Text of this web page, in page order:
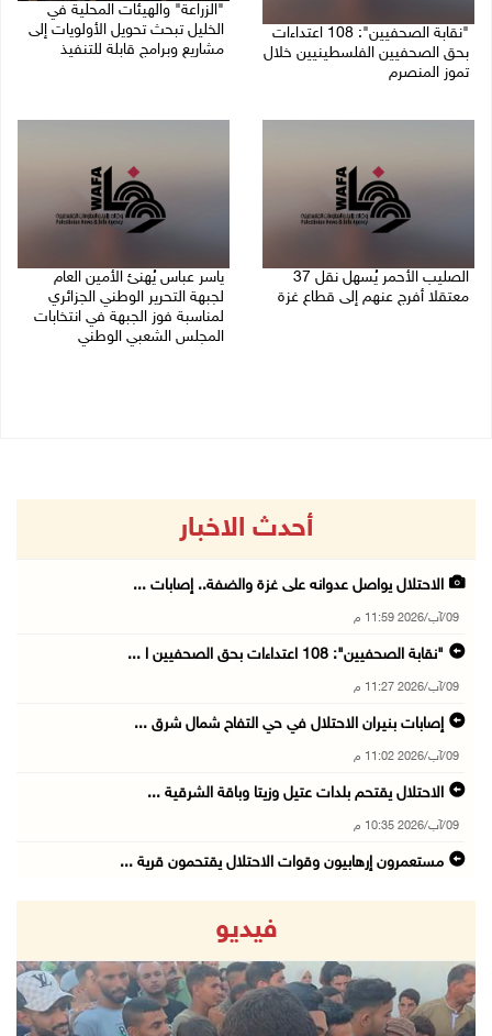
"نقابة الصحفيين": 108 اعتداءات
بحق الصحفيين الفلسطينيين خلال
تموز المنصرم
"الزراعة" والهيئات المحلية في
الخليل تبحث تحويل الأولويات إلى
مشاريع وبرامج قابلة للتنفيذ
الصليب الأحمر يُسهل نقل 37
معتقلا أفرج عنهم إلى قطاع غزة
ياسر عباس يُهنئ الأمين العام
لجبهة التحرير الوطني الجزائري
لمناسبة فوز الجبهة في انتخابات
المجلس الشعبي الوطني
أحدث الاخبار
الاحتلال يواصل عدوانه على غزة والضفة.. إصابات ...
09/آب/2026 11:59 م
"نقابة الصحفيين": 108 اعتداءات بحق الصحفيين ا ...
09/آب/2026 11:27 م
إصابات بنيران الاحتلال في حي التفاح شمال شرق ...
09/آب/2026 11:02 م
الاحتلال يقتحم بلدات عتيل وزيتا وباقة الشرقية ...
09/آب/2026 10:35 م
مستعمرون إرهابيون وقوات الاحتلال يقتحمون قرية ...
قصف مدفعي للاحتلال وإطلاق نار كثيف شمال ووسط ...
09/آب/2026 10:25 م
الاحتلال يقتحم المزرعة الغربية
فيديو